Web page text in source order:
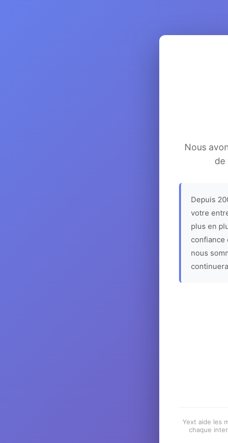
Nous
de
Depuis
votre
plus en
confiance
nous
Yext aide les
chaque